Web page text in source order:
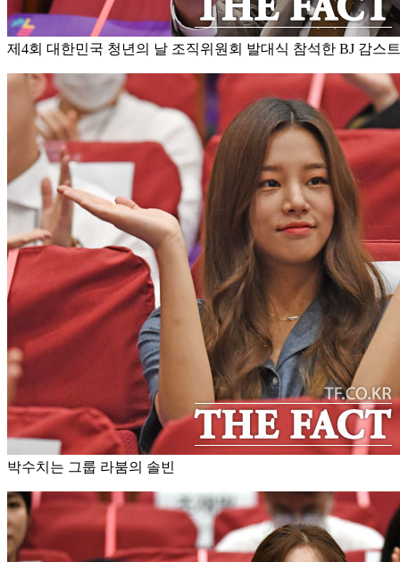
제4회 대한민국 청년의 날 조직위원회 발대식 참석한 BJ 감스트
박수치는 그룹 라붐의 솔빈